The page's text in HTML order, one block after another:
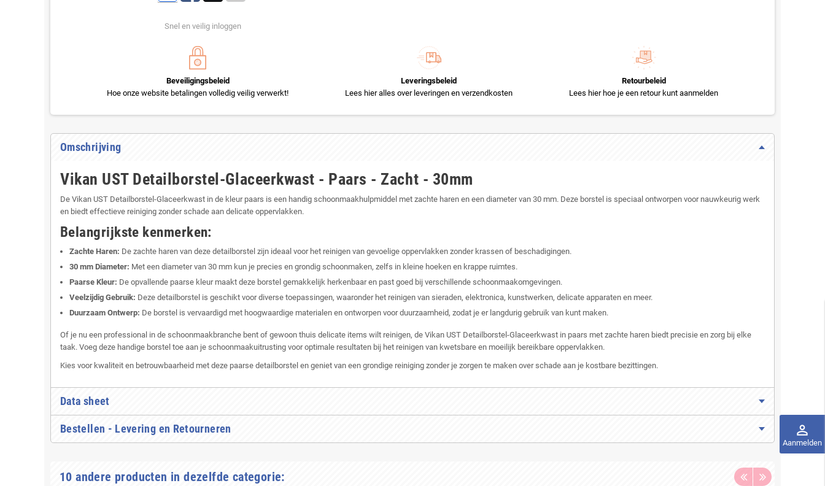
perm_identity
Aanmelden
Snel en veilig inloggen
Beveiligingsbeleid
Hoe onze website betalingen volledig veilig verwerkt!
Leveringsbeleid
Lees hier alles over leveringen en verzendkosten
Retourbeleid
Lees hier hoe je een retour kunt aanmelden
Omschrijving
Vikan UST Detailborstel-Glaceerkwast - Paars - Zacht - 30mm
De Vikan UST Detailborstel-Glaceerkwast in de kleur paars is een handig schoonmaakhulpmiddel met zachte haren en een diameter van 30 mm. Deze borstel is speciaal ontworpen voor nauwkeurig werk
en biedt effectieve reiniging zonder schade aan delicate oppervlakken.
Belangrijkste kenmerken:
Zachte Haren: De zachte haren van deze detailborstel zijn ideaal voor het reinigen van gevoelige oppervlakken zonder krassen of beschadigingen.
30 mm Diameter: Met een diameter van 30 mm kun je precies en grondig schoonmaken, zelfs in kleine hoeken en krappe ruimtes.
Paarse Kleur: De opvallende paarse kleur maakt deze borstel gemakkelijk herkenbaar en past goed bij verschillende schoonmaakomgevingen.
Veelzijdig Gebruik: Deze detailborstel is geschikt voor diverse toepassingen, waaronder het reinigen van sieraden, elektronica, kunstwerken, delicate apparaten en meer.
Duurzaam Ontwerp: De borstel is vervaardigd met hoogwaardige materialen en ontworpen voor duurzaamheid, zodat je er langdurig gebruik van kunt maken.
Of je nu een professional in de schoonmaakbranche bent of gewoon thuis delicate items wilt reinigen, de Vikan UST Detailborstel-Glaceerkwast in paars met zachte haren biedt precisie en zorg bij elke
taak. Voeg deze handige borstel toe aan je schoonmaakuitrusting voor optimale resultaten bij het reinigen van kwetsbare en moeilijk bereikbare oppervlakken.
Kies voor kwaliteit en betrouwbaarheid met deze paarse detailborstel en geniet van een grondige reiniging zonder je zorgen te maken over schade aan je kostbare bezittingen.
Data sheet
Bestellen - Levering en Retourneren
10 andere producten in dezelfde categorie: